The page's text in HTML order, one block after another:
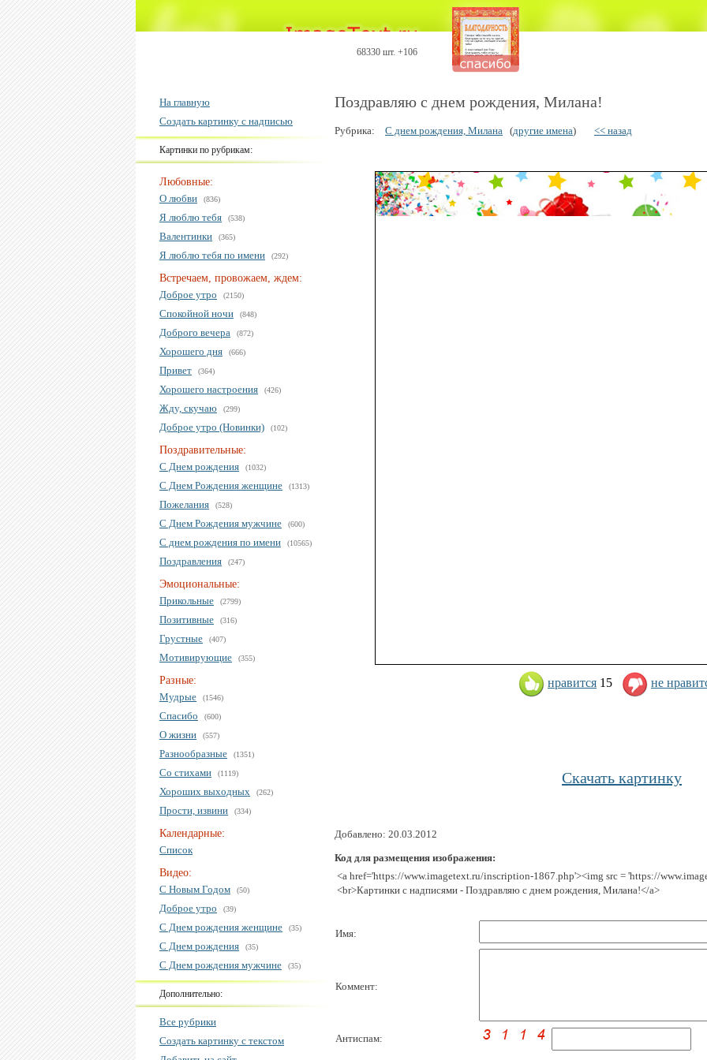
68330 шт. +106
На главную
Создать картинку с надписью
Картинки по рубрикам:
Любовные:
О любви
(836)
Я люблю тебя (538)
Валентинки (365)
Я люблю тебя по имени (292)
Встречаем, провожаем, ждем:
Доброе утро
(2150)
Спокойной ночи (848)
Доброго вечера (872)
Хорошего дня (666)
Привет (364)
Хорошего настроения (426)
Жду, скучаю (299)
Доброе утро (Новинки) (102)
Поздравительные:
С Днем рождения
(1032)
С Днем Рождения женщине (1313)
Пожелания (528)
С Днем Рождения мужчине (600)
С днем рождения по имени (10565)
Поздравления (247)
Эмоциональные:
Прикольные
(2799)
Позитивные (316)
Грустные (407)
Мотивирующие (355)
Разные:
Мудрые
(1546)
Спасибо (600)
О жизни (557)
Разнообразные (1351)
Со стихами (1119)
Хороших выходных (262)
Прости, извини (334)
Календарные:
Список
Видео:
С Новым Годом
(50)
Доброе утро (39)
С Днем рождения женщине (35)
С Днем рождения (35)
С Днем рождения мужчине (35)
Дополнительно:
Все рубрики
Создать картинку с текстом
Поздравляю с днем рождения, Милана!
Рубрика: С днем рождения, Милана (другие имена) << назад
нравится 15 не
Скачать картинку
Добавлено: 20.03.2012
Код для размещения изображения:
<a href='https://www.imagetext.ru/inscription-1867.php'><img src = 'https://
<br>Картинки с надписями - Поздравляю с днем рождения, Милана!</a>
Имя:
Коммент:
Антиспам: